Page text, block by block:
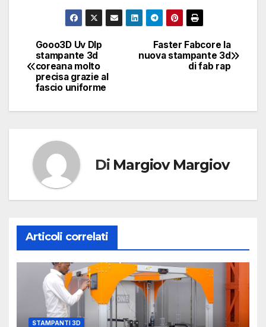
Navigazione
articoli
Faster Fabcore la
nuova stampante 3d
di fab rap
Gooo3D Uv Dlp
stampante 3d
coreana molto
precisa grazie al
fascio uniforme
Di Margiov Margiov
Articoli correlati
STAMPANTI 3D